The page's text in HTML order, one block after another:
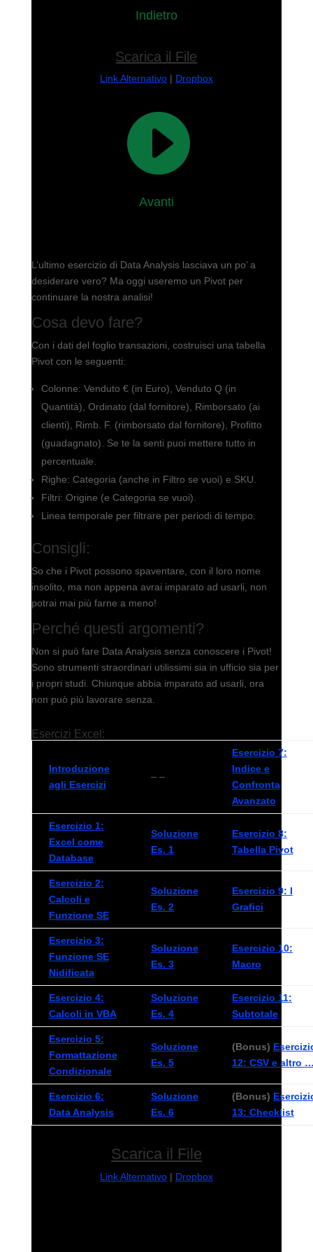
Indietro
Scarica il File
Link Alternativo| Dropbox

Avanti
L’ultimo esercizio di Data Analysis lasciava un po’ a
desiderare vero? Ma oggi useremo un Pivot per
continuare la nostra analisi!
Cosa devo fare?
Con i dati del foglio transazioni, costruisci una tabella
Pivot con le seguenti:
Colonne: Venduto € (in Euro), Venduto Q (in
Quantità), Ordinato (dal fornitore), Rimborsato (ai
clienti), Rimb. F. (rimborsato dal fornitore), Profitto
(guadagnato). Se te la senti puoi mettere tutto in
percentuale.
Righe: Categoria (anche in Filtro se vuoi) e SKU.
Filtri: Origine (e Categoria se vuoi).
Linea temporale per filtrare per periodi di tempo.
Consigli:
So che i Pivot possono spaventare, con il loro nome
insolito, ma non appena avrai imparato ad usarli, non
potrai mai più farne a meno!
Perché questi argomenti?
Non si può fare Data Analysis senza conoscere i Pivot!
Sono strumenti straordinari utilissimi sia in ufficio sia per
i propri studi. Chiunque abbia imparato ad usarli, ora
non può più lavorare senza.
Esercizi Excel:
Introduzione
agli Esercizi
– –
Esercizio 7:
Indice e
Confronta
Avanzato
Esercizio 1:
Excel come
Database
Soluzione
Es. 1
Esercizio 8:
Tabella Pivot
Esercizio 2:
Calcoli e
Funzione SE
Soluzione
Es. 2
Esercizio 9: I
Grafici
Esercizio 3:
Funzione SE
Nidificata
Soluzione
Es. 3
Esercizio 10:
Macro
Esercizio 4:
Calcoli in VBA
Soluzione
Es. 4
Esercizio 11:
Subtotale
Esercizio 5:
Formattazione
Condizionale
Soluzione
Es. 5
(Bonus)
12: CSV e altro
Esercizio 6:
Data Analysis
Soluzione
Es. 6
(Bonus)
13: Checklist
Scarica il File
Link Alternativo| Dropbox